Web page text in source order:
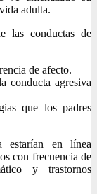
adulta.
las conductas de
de afecto.
conducta agresiva
que los padres
estarían en línea
con frecuencia de
y trastornos